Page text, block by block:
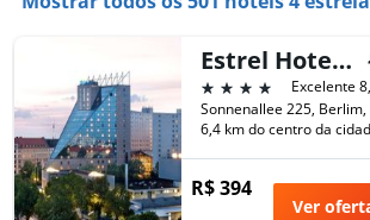
Estrel Hotel Berlin
4 estrelas
Excelente
6,4 km do centro da
R$ 394
Ver